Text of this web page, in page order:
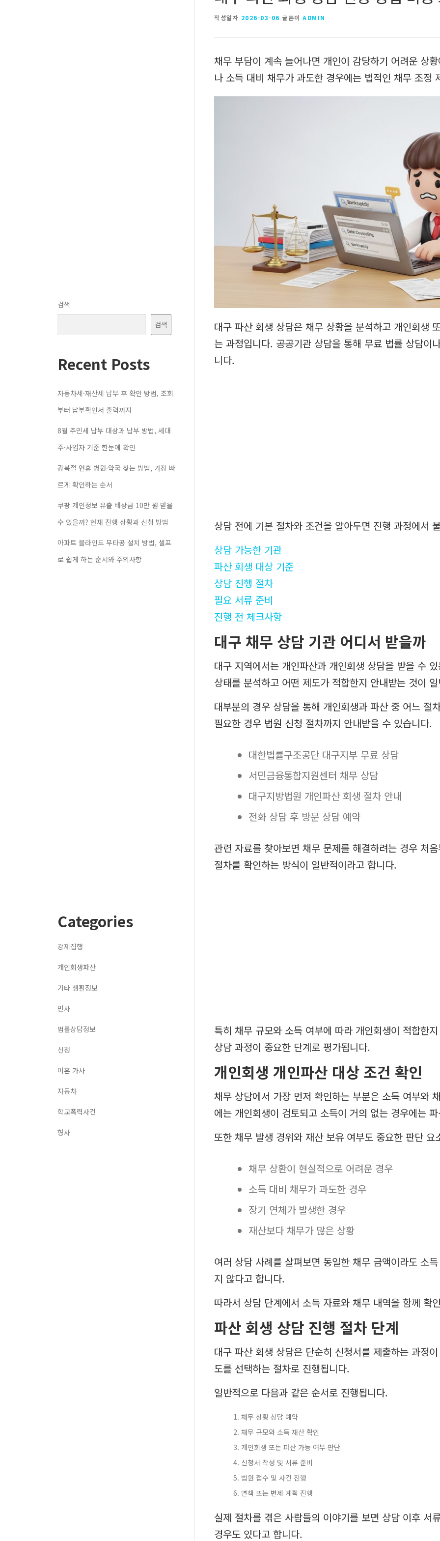
작성일자 2026-03-06 글쓴이 ADMIN
채무 부담이 계속 늘어나면 개인이 감당하기 어려운 상
나 소득 대비 채무가 과도한 경우에는 법적인 채무 조정
대구 파산 회생 상담은 채무 상황을 분석하고 개인회생
는 과정입니다. 공공기관 상담을 통해 무료 법률 상담이
니다.
상담 전에 기본 절차와 조건을 알아두면 진행 과정에서
상담 가능한 기관
파산 회생 대상 기준
상담 진행 절차
필요 서류 준비
진행 전 체크사항
대구 채무 상담 기관 어디서 받을까
대구 지역에서는 개인파산과 개인회생 상담을 받을 수
상태를 분석하고 어떤 제도가 적합한지 안내받는 것이
대부분의 경우 상담을 통해 개인회생과 파산 중 어느 절
필요한 경우 법원 신청 절차까지 안내받을 수 있습니다.
대한법률구조공단 대구지부 무료 상담
서민금융통합지원센터 채무 상담
대구지방법원 개인파산 회생 절차 안내
전화 상담 후 방문 상담 예약
관련 자료를 찾아보면 채무 문제를 해결하려는 경우 처
절차를 확인하는 방식이 일반적이라고 합니다.
특히 채무 규모와 소득 여부에 따라 개인회생이 적합한
상담 과정이 중요한 단계로 평가됩니다.
개인회생 개인파산 대상 조건 확인
채무 상담에서 가장 먼저 확인하는 부분은 소득 여부와
에는 개인회생이 검토되고 소득이 거의 없는 경우에는
또한 채무 발생 경위와 재산 보유 여부도 중요한 판단 요
채무 상환이 현실적으로 어려운 경우
소득 대비 채무가 과도한 경우
장기 연체가 발생한 경우
재산보다 채무가 많은 상황
여러 상담 사례를 살펴보면 동일한 채무 금액이라도 소
지 않다고 합니다.
따라서 상담 단계에서 소득 자료와 채무 내역을 함께 확
파산 회생 상담 진행 절차 단계
대구 파산 회생 상담은 단순히 신청서를 제출하는 과정
도를 선택하는 절차로 진행됩니다.
일반적으로 다음과 같은 순서로 진행됩니다.
채무 상황 상담 예약
채무 규모와 소득 재산 확인
개인회생 또는 파산 가능 여부 판단
신청서 작성 및 서류 준비
법원 접수 및 사건 진행
면책 또는 변제 계획 진행
실제 절차를 겪은 사람들의 이야기를 보면 상담 이후 서
경우도 있다고 합니다.
검색
검색
Recent Posts
자동차세·재산세 납부 후 확인 방법, 조회
부터 납부확인서 출력까지
8월 주민세 납부 대상과 납부 방법, 세대
주·사업자 기준 한눈에 확인
광복절 연휴 병원·약국 찾는 방법, 가장 빠
르게 확인하는 순서
쿠팡 개인정보 유출 배상금 10만 원 받을
수 있을까? 현재 진행 상황과 신청 방법
아파트 블라인드 무타공 설치 방법, 셀프
로 쉽게 하는 순서와 주의사항
Categories
강제집행
개인회생파산
기타 생활정보
민사
법률상담정보
신청
이혼 가사
자동차
학교폭력사건
형사